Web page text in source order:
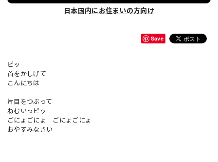
日本国内にお住まいの方向け
Save
ピッ
首をかしげて
こんにちは
片目をつぶって
ねむいっピッ
ごにょごにょ ごにょごにょ
おやすみなさい